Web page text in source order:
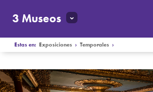
3 Museos
Estas en:Exposiciones ›Temporales ›